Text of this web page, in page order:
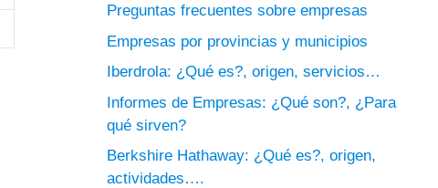
Preguntas frecuentes sobre empresas
Empresas por provincias y municipios
Iberdrola: ¿Qué es?, origen, servicios…
Informes de Empresas: ¿Qué son?, ¿Para
qué sirven?
Berkshire Hathaway: ¿Qué es?, origen,
actividades….